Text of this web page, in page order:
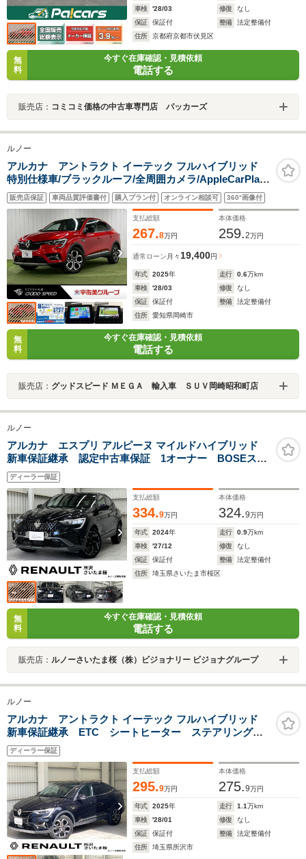
車検
'28/03 修復
なし
保証
保証付 整備
法定整備付
住所
京都府京都市伏見区
無
料
今すぐ在庫確認・見積依頼
電話する
販売店： コミコミ価格の中古車専門店 パッカーズ
ルノー
アルカナ アントラクト イーテック フルハイブリッド
特別仕様車/ブラックルーフ/全周囲カメラ/AppleCarPlay/
アダプティブクルーズコントロール/レーンキープ/シート
ヒーター/ブラインドスポットモニター/クリアランスソナ
ー/パワーシート/ETC/LEDヘッドライト
販売店保証 車両品質評価書付 購入プラン付 オンライン相談可 360°画像付
支払総額
267.8万円
本体価格
259.2万円
通常ローン 月々 19,400円
年式 2025年 走行 0.6万km
車検
'28/03 修復
なし
保証
保証付 整備
法定整備付
住所
愛知県岡崎市
無
料
今すぐ在庫確認・見積依頼
電話する
販売店： グッドスピード ＭＥＧＡ 輸入車 ＳＵＶ岡崎昭和町店
ルノー
アルカナ エスプリ アルピーヌ マイルドハイブリッド
新車保証継承 認定中古車保証 1オーナー BOSEスピ
ーカー アダクティブクルーズコントロール 360カメ
ラ 前席パワーシート シートヒーター ステアリング
ヒーター スペアキー
ディーラー保証
支払総額
334.9万円
本体価格
324.9万円
年式 2024年 走行 0.9万km
車検
'27/12 修復
なし
保証
保証付 整備
法定整備付
住所
埼玉県さいたま市桜区
無
料
今すぐ在庫確認・見積依頼
電話する
販売店： ルノーさいたま桜（株）ビジョナリー ビジョナグループ
ルノー
アルカナ アントラクト イーテック フルハイブリッド
新車保証継承 ETC シートヒーター ステアリングヒ
ーター パワーシート 360°カメラ アダプティブク
ルーズコントロール ブラインドスポットワーニング
AppleCarPlay AndroidAuto 純正18インチAW
ディーラー保証
支払総額
295.9万円
本体価格
275.9万円
年式 2025年 走行 1.1万km
車検
'28/01 修復
なし
保証
保証付 整備
法定整備付
住所
埼玉県所沢市